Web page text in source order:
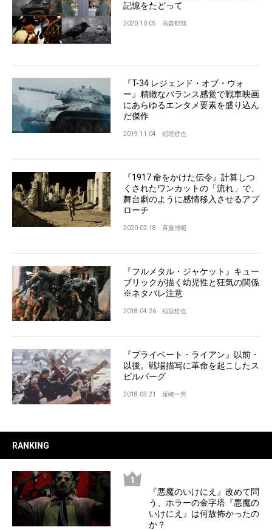
記憶をたどって
2020.10.05 高森郁哉
『T-34 レジェンド・オブ・ウォ
ー』精緻なバランス感覚で戦車映画
にあらゆるエンタメ要素を盛り込ん
だ傑作
2019.11.04 稲垣哲也
『1917 命をかけた伝令』計算しつ
くされたワンカットの「流れ」で、
舞台劇のように感情移入させるアプ
ローチ
2020.02.18 斉藤博昭
『フルメタル・ジャケット』キュー
ブリックが描く幼児性と狂気の関係
※ネタバレ注意
2018.04.26 稲垣哲也
『プライベート・ライアン』以前・
以後。戦場描写に革命を起こしたス
ピルバーグ
2018.03.21 尾崎一男
RANKING
『悪魔のいけにえ』改めて問
う、ホラーの金字塔『悪魔の
いけにえ』は何故怖かったの
か？